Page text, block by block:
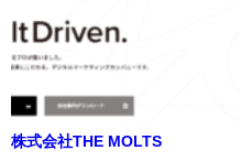
株式会社THE MOLTS